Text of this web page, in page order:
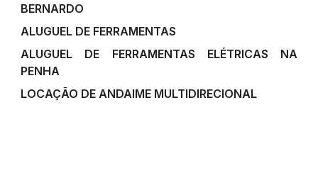
BERNARDO
ALUGUEL DE FERRAMENTAS
ALUGUEL DE FERRAMENTAS ELÉTRICAS NA
PENHA
LOCAÇÃO DE ANDAIME MULTIDIRECIONAL